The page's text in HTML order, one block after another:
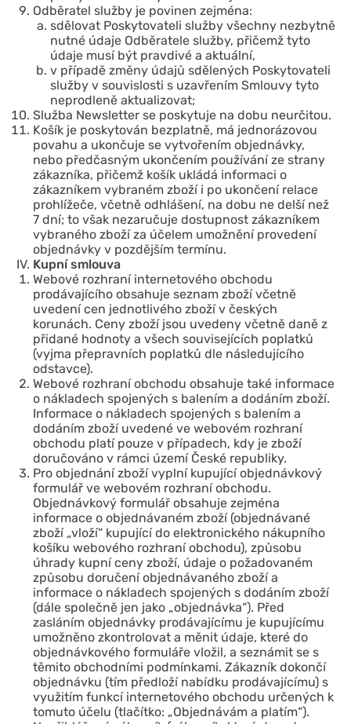
Odběratel služby je povinen zejména:
sdělovat Poskytovateli služby všechny nezbytně
nutné údaje Odběratele služby, přičemž tyto
údaje musí být pravdivé a aktuální,
v případě změny údajů sdělených Poskytovateli
služby v souvislosti s uzavřením Smlouvy tyto
neprodleně aktualizovat;
Služba Newsletter se poskytuje na dobu neurčitou.
Košík je poskytován bezplatně, má jednorázovou
povahu a ukončuje se vytvořením objednávky,
nebo předčasným ukončením používání ze strany
zákazníka, přičemž košík ukládá informaci o
zákazníkem vybraném zboží i po ukončení relace
prohlížeče, včetně odhlášení, na dobu ne delší než
7 dní; to však nezaručuje dostupnost zákazníkem
vybraného zboží za účelem umožnění provedení
objednávky v pozdějším termínu.
Kupní smlouva
Webové rozhraní internetového obchodu
prodávajícího obsahuje seznam zboží včetně
uvedení cen jednotlivého zboží v českých
korunách. Ceny zboží jsou uvedeny včetně daně z
přidané hodnoty a všech souvisejících poplatků
(vyjma přepravních poplatků dle následujícího
odstavce).
Webové rozhraní obchodu obsahuje také informace
o nákladech spojených s balením a dodáním zboží.
Informace o nákladech spojených s balením a
dodáním zboží uvedené ve webovém rozhraní
obchodu platí pouze v případech, kdy je zboží
doručováno v rámci území České republiky.
Pro objednání zboží vyplní kupující objednávkový
formulář ve webovém rozhraní obchodu.
Objednávkový formulář obsahuje zejména
informace o objednávaném zboží (objednávané
zboží „vloží“ kupující do elektronického nákupního
košíku webového rozhraní obchodu), způsobu
úhrady kupní ceny zboží, údaje o požadovaném
způsobu doručení objednávaného zboží a
informace o nákladech spojených s dodáním zboží
(dále společně jen jako „objednávka“). Před
zasláním objednávky prodávajícímu je kupujícímu
umožněno zkontrolovat a měnit údaje, které do
objednávkového formuláře vložil, a seznámit se s
těmito obchodními podmínkami. Zákazník dokončí
objednávku (tím předloží nabídku prodávajícímu) s
využitím funkcí internetového obchodu určených k
tomuto účelu (tlačítko: „Objednávám a platím“).